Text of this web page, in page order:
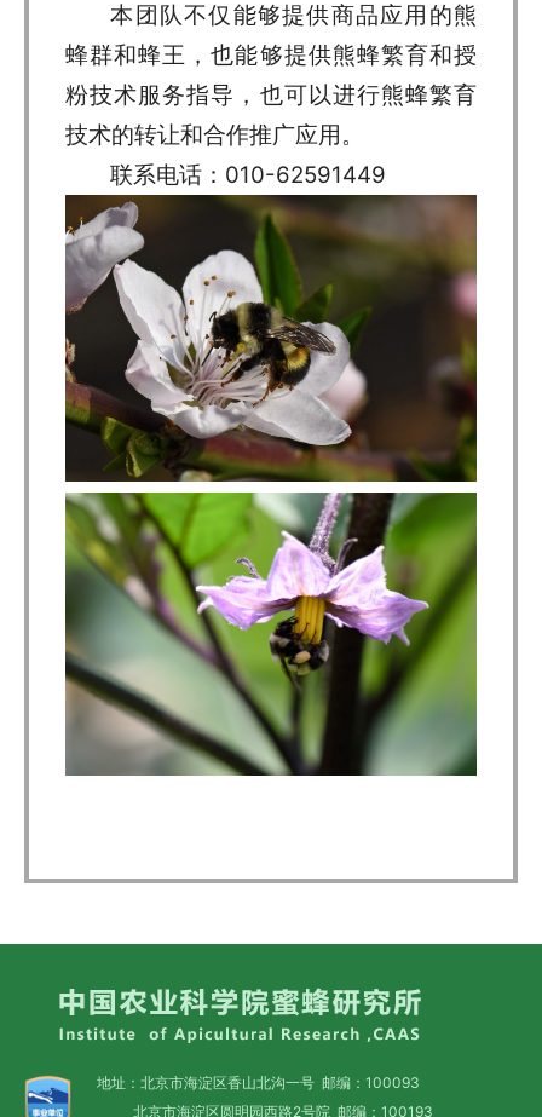
本团队不仅能够提供商品应用的熊
蜂群和蜂王，也能够提供熊蜂繁育和授
粉技术服务指导，也可以进行熊蜂繁育
技术的转让和合作推广应用。
联系电话：010-62591449
地址：北京市海淀区香山北沟一号 邮编：100093
北京市海淀区圆明园西路2号院 邮编：100193